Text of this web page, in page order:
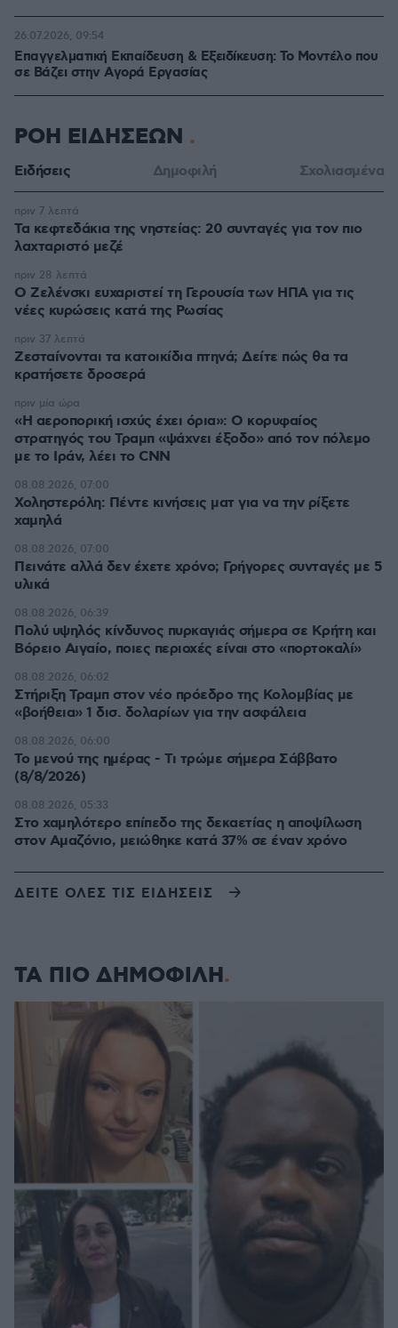
Επαγγελματική Εκπαίδευση & Εξειδίκευση: Το Mοντέλο που
σε Bάζει στην Aγορά Eργασίας
26.07.2026, 09:54
ΡΟΗ ΕΙΔΗΣΕΩΝ
Ειδήσεις Δημοφιλή Σχολιασμένα
Τα κεφτεδάκια της νηστείας: 20 συνταγές για τον πιο
λαχταριστό μεζέ
πριν 7 λεπτά
Ο Ζελένσκι ευχαριστεί τη Γερουσία των ΗΠΑ για τις
νέες κυρώσεις κατά της Ρωσίας
πριν 28 λεπτά
Ζεσταίνονται τα κατοικίδια πτηνά; Δείτε πώς θα τα
κρατήσετε δροσερά
πριν 37 λεπτά
«Η αεροπορική ισχύς έχει όρια»: Ο κορυφαίος
στρατηγός του Τραμπ «ψάχνει έξοδο» από τον πόλεμο
με το Ιράν, λέει το CNN
πριν μία ώρα
Χοληστερόλη: Πέντε κινήσεις ματ για να την ρίξετε
χαμηλά
08.08.2026, 07:00
Πεινάτε αλλά δεν έχετε χρόνο; Γρήγορες συνταγές με 5
υλικά
08.08.2026, 07:00
Πολύ υψηλός κίνδυνος πυρκαγιάς σήμερα σε Κρήτη και
Βόρειο Αιγαίο, ποιες περιοχές είναι στο «πορτοκαλί»
08.08.2026, 06:39
Στήριξη Τραμπ στον νέο πρόεδρο της Κολομβίας με
«βοήθεια» 1 δισ. δολαρίων για την ασφάλεια
08.08.2026, 06:02
Το μενού της ημέρας - Τι τρώμε σήμερα Σάββατο
(8/8/2026)
08.08.2026, 06:00
Στο χαμηλότερο επίπεδο της δεκαετίας η αποψίλωση
στον Αμαζόνιο, μειώθηκε κατά 37% σε έναν χρόνο
08.08.2026, 05:33
ΔΕΙΤΕ ΟΛΕΣ ΤΙΣ ΕΙΔΗΣΕΙΣ
ΤΑ ΠΙΟ ΔΗΜΟΦΙΛΗ